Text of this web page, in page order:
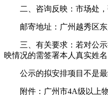
二、咨询反映：市场处，
邮寄地址：广州越秀区东
三、有关要求：若对公示
映情况的需签署本人真实姓
公示的拟安排项目不是最
附件：广州市4A级以上物